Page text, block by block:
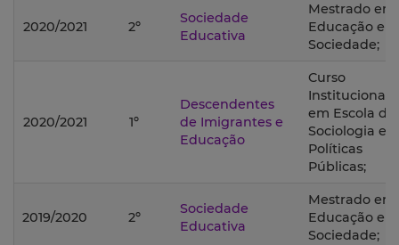
2020/2021 2º
Sociedade
Educativa
Mestrado em
Educação e
Sociedade;
2020/2021 1º
Descendentes
de Imigrantes e
Educação
Curso
Institucional
em Escola de
Sociologia e
Políticas
Públicas;
2019/2020 2º
Sociedade
Educativa
Mestrado em
Educação e
Sociedade;